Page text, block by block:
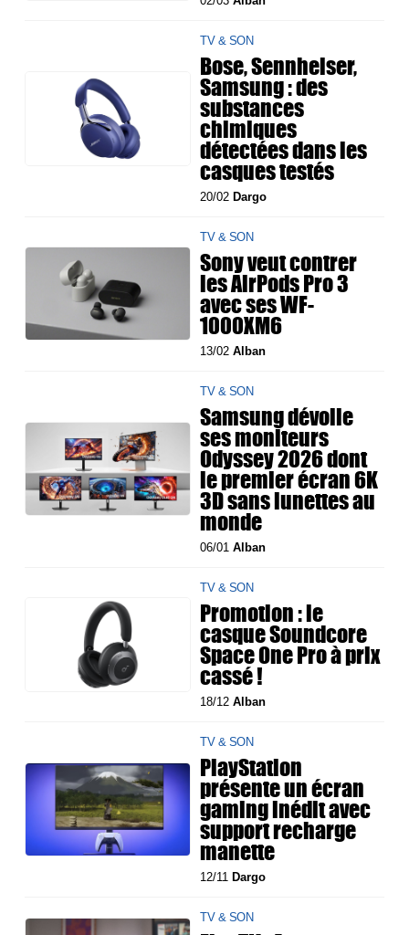
TV & SON
Bose, Sennheiser,
Samsung : des
substances
chimiques
détectées dans les
casques testés
20/02 Dargo
TV & SON
Sony veut contrer
les AirPods Pro 3
avec ses WF-
1000XM6
13/02Alban
TV & SON
Samsung dévoile
ses moniteurs
Odyssey 2026 dont
le premier écran 6K
3D sans lunettes au
monde
06/01Alban
TV & SON
Promotion : le
casque Soundcore
Space One Pro à prix
cassé !
18/12Alban
TV & SON
PlayStation
présente un écran
gaming inédit avec
support recharge
manette
12/11 Dargo
TV & SON